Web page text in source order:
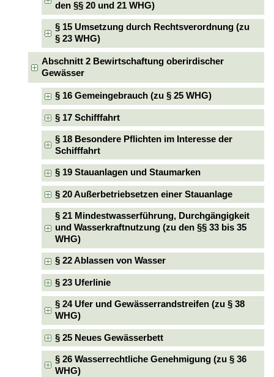
den §§ 20 und 21 WHG)
§ 15 Umsetzung durch Rechtsverordnung (zu
§ 23 WHG)
Abschnitt 2 Bewirtschaftung oberirdischer
Gewässer
§ 16 Gemeingebrauch (zu § 25 WHG)
§ 17 Schifffahrt
§ 18 Besondere Pflichten im Interesse der
Schifffahrt
§ 19 Stauanlagen und Staumarken
§ 20 Außerbetriebsetzen einer Stauanlage
§ 21 Mindestwasserführung, Durchgängigkeit
und Wasserkraftnutzung (zu den §§ 33 bis 35
WHG)
§ 22 Ablassen von Wasser
§ 23 Uferlinie
§ 24 Ufer und Gewässerrandstreifen (zu § 38
WHG)
§ 25 Neues Gewässerbett
§ 26 Wasserrechtliche Genehmigung (zu § 36
WHG)